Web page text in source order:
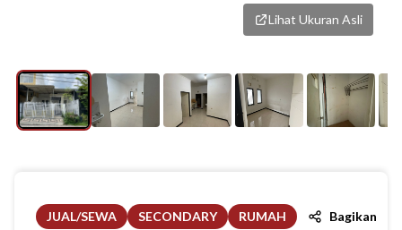
Lihat Ukuran Asli
JUAL/SEWA SECONDARY RUMAH Bagikan